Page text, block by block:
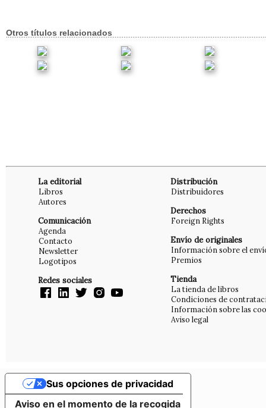
Otros títulos relacionados
La editorial
Libros
Autores
Comunicación
Agenda
Contacto
Newsletter
Logotipos
Redes sociales
Distribución
Distribuidores
Derechos
Foreign Rights
Envío de originales
Información sobre el
Premios
Tienda
La tienda de libros
Condiciones de
Información sobre las
Aviso legal
Aviso en el momento de la recogida
Sus opciones de privacidad